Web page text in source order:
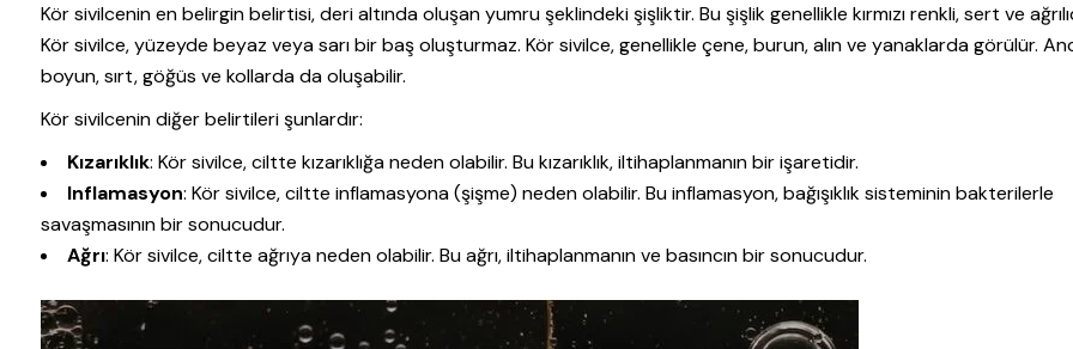
Kör sivilcenin en belirgin belirtisi, deri altında oluşan yumru şeklindeki şişliktir. Bu şişlik genellikle kırmızı renkli, sert ve
Kör sivilce, yüzeyde beyaz veya sarı bir baş oluşturmaz. Kör sivilce, genellikle çene, burun, alın ve yanaklarda görülür.
boyun, sırt, göğüs ve kollarda da oluşabilir.
Kör sivilcenin diğer belirtileri şunlardır:
Kızarıklık: Kör sivilce, ciltte kızarıklığa neden olabilir. Bu kızarıklık, iltihaplanmanın bir işaretidir.
Inflamasyon: Kör sivilce, ciltte inflamasyona (şişme) neden olabilir. Bu inflamasyon, bağışıklık sisteminin bakterilerle
savaşmasının bir sonucudur.
Ağrı: Kör sivilce, ciltte ağrıya neden olabilir. Bu ağrı, iltihaplanmanın ve basıncın bir sonucudur.